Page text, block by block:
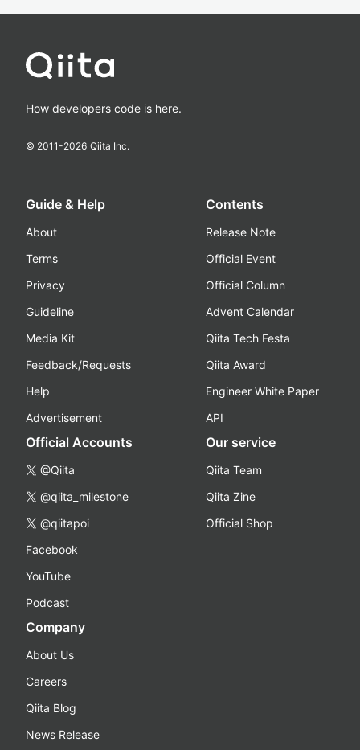
How developers code is here.
© 2011-2026 Qiita Inc.
Guide & Help
About
Terms
Privacy
Guideline
Media Kit
Feedback/Requests
Help
Advertisement
Contents
Release Note
Official Event
Official Column
Advent Calendar
Qiita Tech Festa
Qiita Award
Engineer White Paper
API
Official Accounts
@Qiita
@qiita_milestone
@qiitapoi
Facebook
YouTube
Podcast
Our service
Qiita Team
Qiita Zine
Official Shop
Company
About Us
Careers
Qiita Blog
News Release